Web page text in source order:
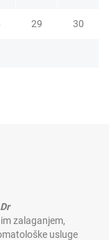
29 30
Dr
zalaganjem,
usluge